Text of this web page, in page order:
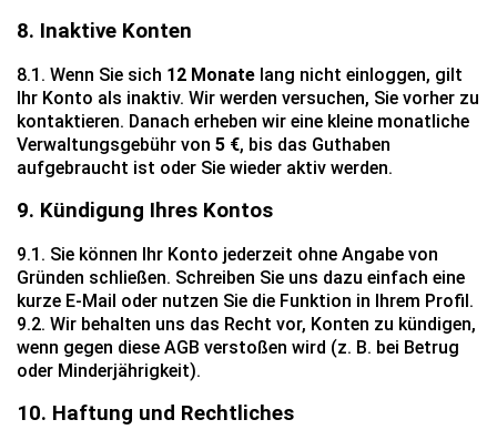
8. Inaktive Konten
8.1. Wenn Sie sich 12 Monate lang nicht einloggen, gilt
Ihr Konto als inaktiv. Wir werden versuchen, Sie vorher zu
kontaktieren. Danach erheben wir eine kleine monatliche
Verwaltungsgebühr von 5 €, bis das Guthaben
aufgebraucht ist oder Sie wieder aktiv werden.
9. Kündigung Ihres Kontos
9.1. Sie können Ihr Konto jederzeit ohne Angabe von
Gründen schließen. Schreiben Sie uns dazu einfach eine
kurze E-Mail oder nutzen Sie die Funktion in Ihrem Profil.
9.2. Wir behalten uns das Recht vor, Konten zu kündigen,
wenn gegen diese AGB verstoßen wird (z. B. bei Betrug
oder Minderjährigkeit).
10. Haftung und Rechtliches